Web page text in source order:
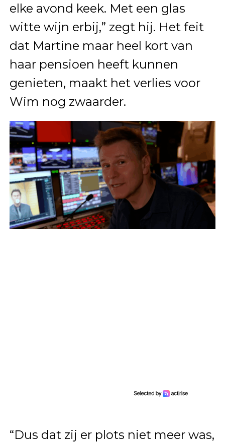
elke avond keek. Met een glas
witte wijn erbij,” zegt hij. Het feit
dat Martine maar heel kort van
haar pensioen heeft kunnen
genieten, maakt het verlies voor
Wim nog zwaarder.
“Dus dat zij er plots niet meer was,